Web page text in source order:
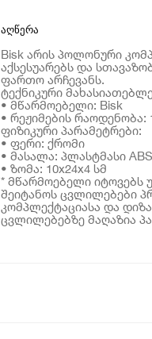
აღწერა
Bisk არის პოლონური
აქსესუარებს და
ფართო არჩევანს.
ტექნიკური
• მწარმოებელი: Bisk
• რეჟიმების რაოდენობა:
ფიზიკური პარამეტრები:
• ფერი: ქრომი
• მასალა: პლასტმასი ABS
• ზომა: 10x24x4 სმ
* მწარმოებელი იტოვებს
შეიტანოს ცვლილებები
კომპლექტაციასა და
ცვლილებებზე მაღაზია